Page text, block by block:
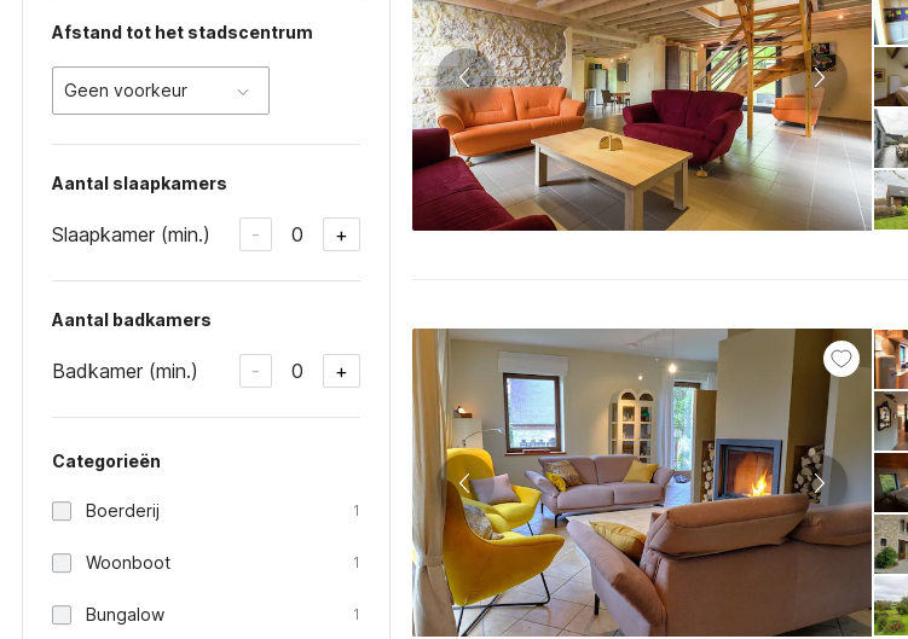
Afstand tot het stadscentrum
Geen voorkeur
Aantal slaapkamers
Slaapkamer (min.) - 0 +
Aantal badkamers
Badkamer (min.) - 0 +
Categorieën
Boerderij 1
Woonboot 1
Bungalow 1